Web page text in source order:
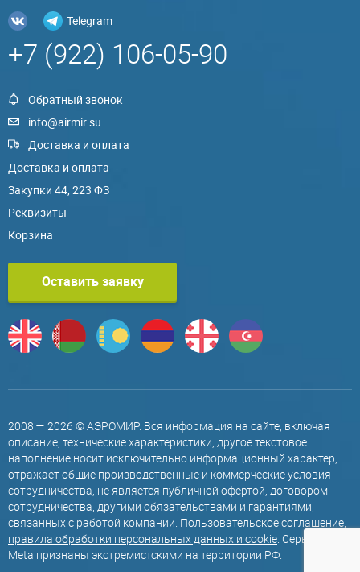
Telegram
+7 (922) 106-05-90
Обратный звонок
info@airmir.su
Доставка и оплата
Доставка и оплата
Закупки 44, 223 ФЗ
Реквизиты
Корзина
Оставить заявку
2008 — 2026 © АЭРОМИР. Вся информация на сайте, включая
описание, технические характеристики, другое текстовое
наполнение носит исключительно информационный характер,
отражает общие производственные и коммерческие условия
сотрудничества, не является публичной офертой, договором
сотрудничества, другими обязательствами и гарантиями,
связанных с работой компании. Пользовательское соглашение,
правила обработки персональных данных и cookie. Сервисы
Meta признаны экстремистскими на территории РФ.